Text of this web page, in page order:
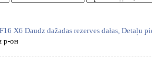
X6 Daudz dažadas rezerves dałas, Detaļu
р-он